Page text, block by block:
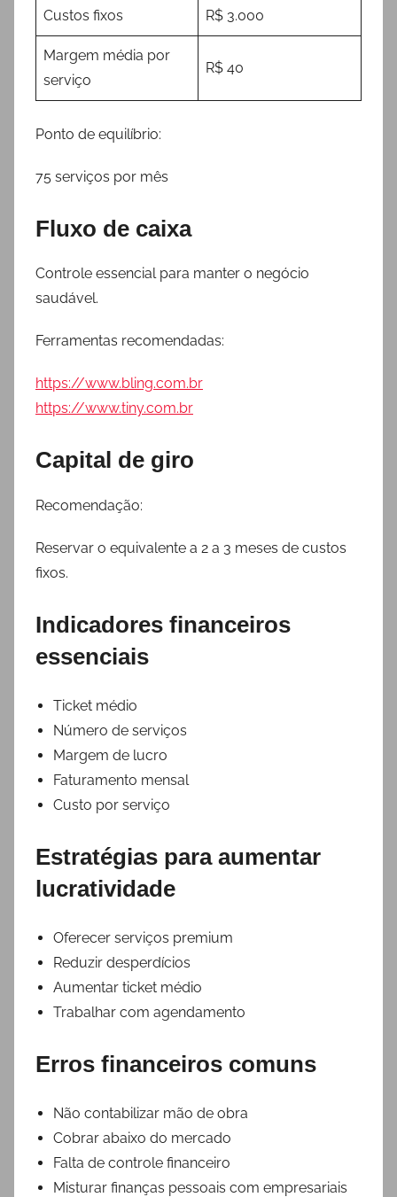
Custos fixos R$ 3.000
Margem média por
serviço
R$ 40
Ponto de equilíbrio:
75 serviços por mês
Fluxo de caixa
Controle essencial para manter o negócio
saudável.
Ferramentas recomendadas:
https://www.bling.com.br
https://www.tiny.com.br
Capital de giro
Recomendação:
Reservar o equivalente a 2 a 3 meses de custos
fixos.
Indicadores financeiros
essenciais
Ticket médio
Número de serviços
Margem de lucro
Faturamento mensal
Custo por serviço
Estratégias para aumentar
lucratividade
Oferecer serviços premium
Reduzir desperdícios
Aumentar ticket médio
Trabalhar com agendamento
Erros financeiros comuns
Não contabilizar mão de obra
Cobrar abaixo do mercado
Falta de controle financeiro
Misturar finanças pessoais com empresariais